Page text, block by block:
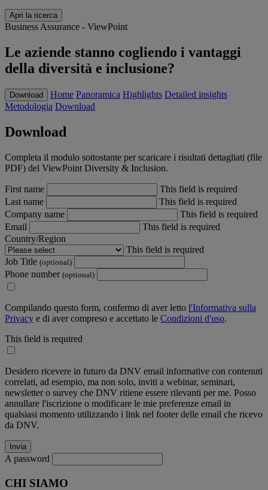
Apri la ricerca
Business Assurance - ViewPoint
Le aziende stanno cogliendo i vantaggi
della diversità e inclusione?
Download Home Panoramica Highlights Detailed insights
Metodologia Download
Download
Completa il modulo sottostante per scaricare i risultati dettagliati (file
PDF) del ViewPoint Diversity & Inclusion.
First name
This field is required
Last name
This field is required
Company name
This field is required
Email
This field is required
Country/Region
This field is required
Job Title (optional)
Phone number (optional)
Compilando questo form, confermo di aver letto l'Informativa sulla
Privacy e di aver compreso e accettato le Condizioni d'uso.
This field is required
Desidero ricevere in futuro da DNV email informative con contenuti
correlati, ad esempio, ma non solo, inviti a webinar, seminari,
newsletter o survey che DNV ritiene essere rilevanti per me. Posso
annullare l'iscrizione o modificare le mie preferenze email in
qualsiasi momento utilizzando i link nel footer delle email che ricevo
da DNV.
A password
CHI SIAMO